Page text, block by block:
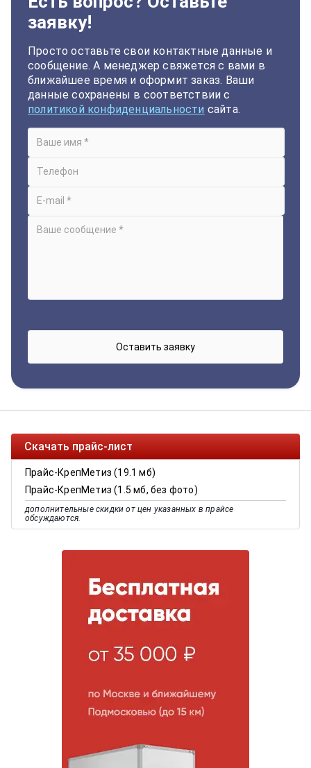
заявку!
Просто оставьте свои контактные данные и
сообщение. А менеджер свяжется с вами в
ближайшее время и оформит заказ. Ваши
данные сохранены в соответствии с
политикой конфиденциальности сайта.
Скачать прайс-лист
Прайс-КрепМетиз (19.1 мб)
Прайс-КрепМетиз (1.5 мб, без фото)
дополнительные скидки от цен указанных в прайсе
обсуждаются.